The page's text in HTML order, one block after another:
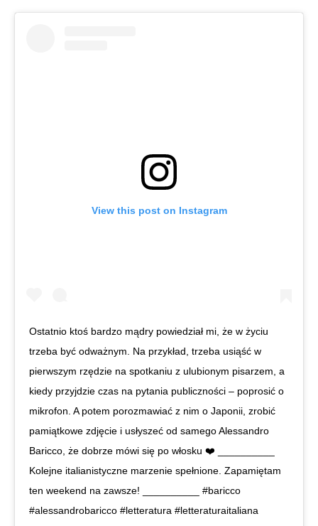
View this post on Instagram
Ostatnio ktoś bardzo mądry powiedział mi, że w życiu
trzeba być odważnym. Na przykład, trzeba usiąść w
pierwszym rzędzie na spotkaniu z ulubionym pisarzem, a
kiedy przyjdzie czas na pytania publiczności – poprosić o
mikrofon. A potem porozmawiać z nim o Japonii, zrobić
pamiątkowe zdjęcie i usłyszeć od samego Alessandro
Baricco, że dobrze mówi się po włosku ❤️ __________
Kolejne italianistyczne marzenie spełnione. Zapamiętam
ten weekend na zawsze! __________ #baricco
#alessandrobaricco #letteratura #letteraturaitaliana